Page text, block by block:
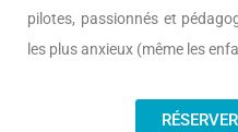
pilotes, passionnés et
les plus anxieux (même les